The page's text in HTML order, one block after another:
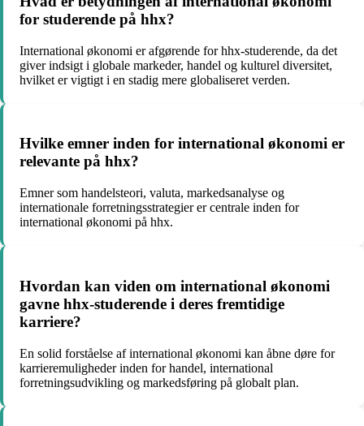
for studerende på hhx?
International økonomi er afgørende for hhx-studerende, da det
giver indsigt i globale markeder, handel og kulturel diversitet,
hvilket er vigtigt i en stadig mere globaliseret verden.
Hvilke emner inden for international økonomi er
relevante på hhx?
Emner som handelsteori, valuta, markedsanalyse og
internationale forretningsstrategier er centrale inden for
international økonomi på hhx.
Hvordan kan viden om international økonomi
gavne hhx-studerende i deres fremtidige
karriere?
En solid forståelse af international økonomi kan åbne døre for
karrieremuligheder inden for handel, international
forretningsudvikling og markedsføring på globalt plan.